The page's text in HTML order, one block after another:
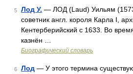
5 Лод У. — ЛОД (Laud) Уильям
советник англ. короля Карла I,
Кентерберийский с 1633. Во
казнён …
Биографический словарь
6 Лод — У этого термина